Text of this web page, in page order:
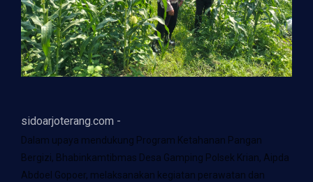
sidoarjoterang.com -
Dalam upaya mendukung Program Ketahanan Pangan
Bergizi, Bhabinkamtibmas Desa Gamping Polsek Krian, Aipda
Abdoel Gopoer, melaksanakan kegiatan perawatan dan